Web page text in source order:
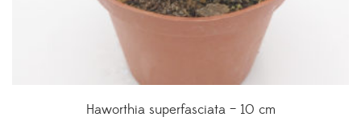
Haworthia superfasciata – 10 cm